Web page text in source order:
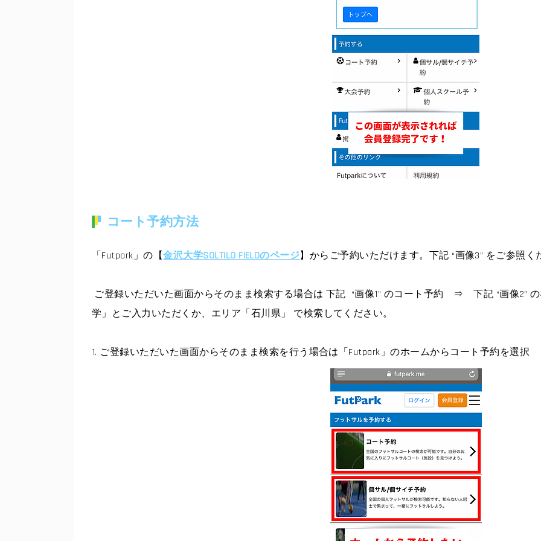
コート予約方法
「Futpark」の【金沢大学SOLTILO FIELDのページ】からご予約いただけます。下記 “画像3” をご参照く
ご登録いただいた画面からそのまま検索する場合は 下記 “画像1” のコート予約 ⇒ 下記 “画像2”
学」とご入力いただくか、エリア「石川県」 で検索してください。
1. ご登録いただいた画面からそのまま検索を行う場合は「Futpark」のホームからコート予約を選択